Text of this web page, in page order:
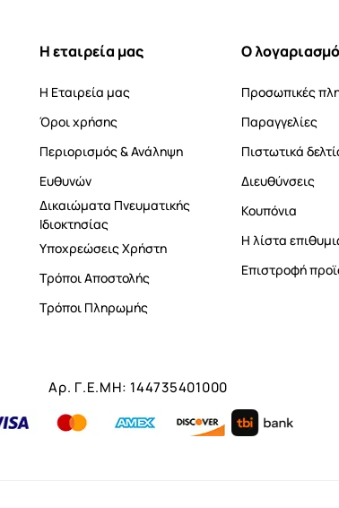
Η εταιρεία μας
Η Εταιρεία μας
Όροι χρήσης
Περιορισμός & Ανάληψη
Ευθυνών
Δικαιώματα Πνευματικής
Ιδιοκτησίας
Υποχρεώσεις Χρήστη
Τρόποι Αποστολής
Τρόποι Πληρωμής
Ο
Προσωπικές
Παραγγελίες
Πιστωτικά
Διευθύνσεις
Κουπόνια
Η λίστα
Επιστροφή
Αρ. Γ.Ε.ΜΗ: 144735401000